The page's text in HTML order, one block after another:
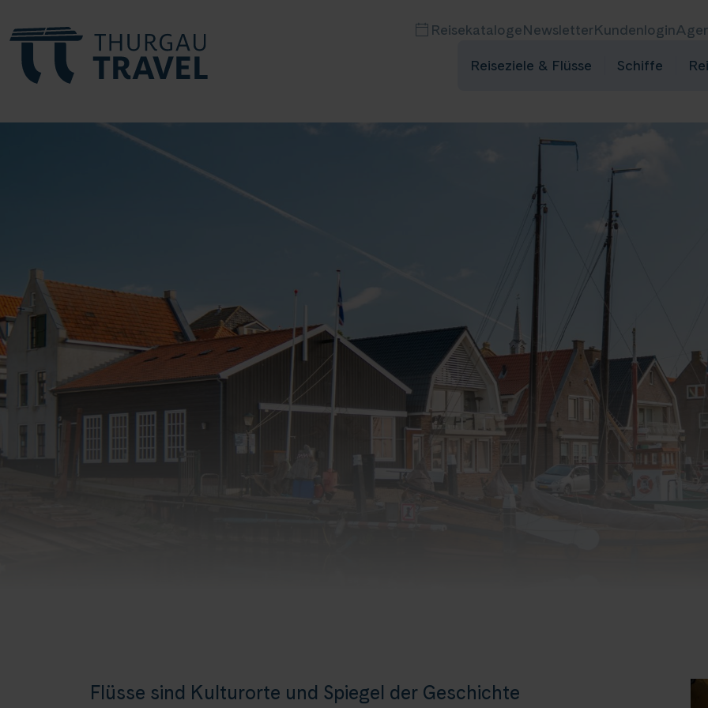
ReisekatalogeNewsletterKundenlogin
Reiseziele & Flüsse Schiffe
Flüsse sind Kulturorte und Spiegel der Geschichte